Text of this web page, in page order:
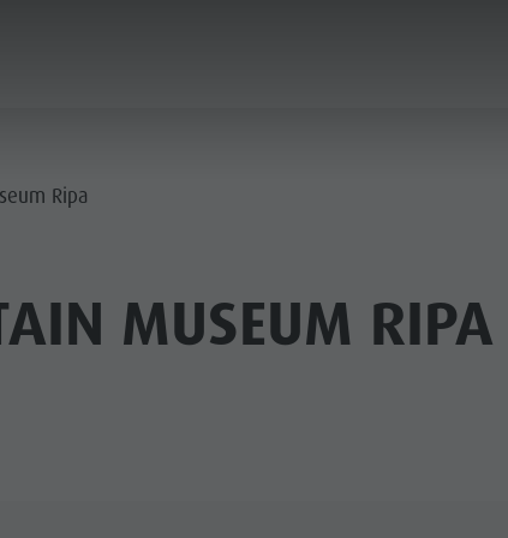
Ripa
MUSEUM RIPA